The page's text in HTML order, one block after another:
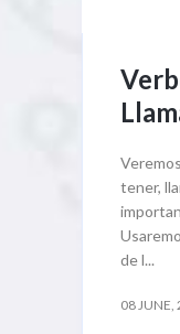
tener,
de l...
08 JUNE,